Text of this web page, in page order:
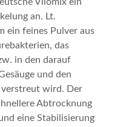
Vilomix ein
an. Lt.
ein feines Pulver aus
das
in den darauf
und den
verstreut wird. Der
Abtrocknung
eine Stabilisierung